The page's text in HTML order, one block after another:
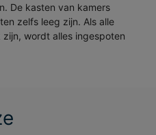
De kasten van kamers
zelfs leeg zijn. Als alle
wordt alles ingespoten